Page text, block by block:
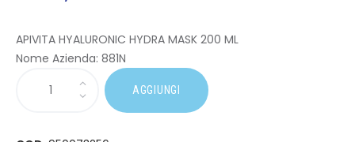
APIVITA HYALURONIC HYDRA MASK 200 ML
Nome Azienda: 881N
AGGIUNGI